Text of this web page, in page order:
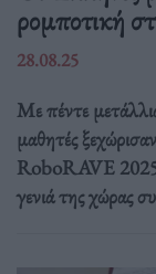
ρομποτική
28.08.25
Με πέντε
μαθητές
RoboRAVE 2025
γενιά της χώρας